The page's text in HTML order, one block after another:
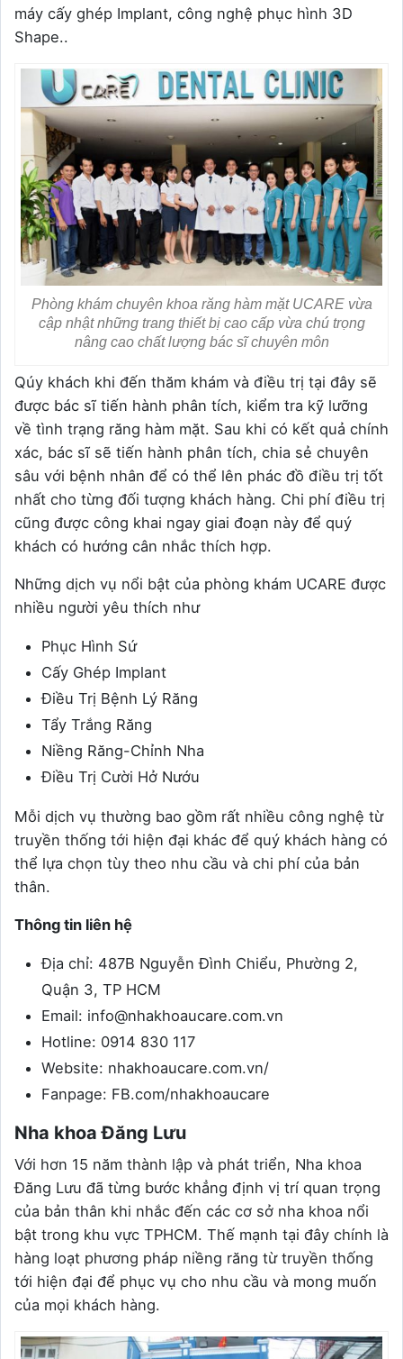
máy cấy ghép Implant, công nghệ phục hình 3D
Shape..
Phòng khám chuyên khoa răng hàm mặt UCARE vừa
cập nhật những trang thiết bị cao cấp vừa chú trọng
nâng cao chất lượng bác sĩ chuyên môn
Qúy khách khi đến thăm khám và điều trị tại đây sẽ
được bác sĩ tiến hành phân tích, kiểm tra kỹ lưỡng
về tình trạng răng hàm mặt. Sau khi có kết quả chính
xác, bác sĩ sẽ tiến hành phân tích, chia sẻ chuyên
sâu với bệnh nhân để có thể lên phác đồ điều trị tốt
nhất cho từng đối tượng khách hàng. Chi phí điều trị
cũng được công khai ngay giai đoạn này để quý
khách có hướng cân nhắc thích hợp.
Những dịch vụ nổi bật của phòng khám UCARE được
nhiều người yêu thích như
Phục Hình Sứ
Cấy Ghép Implant
Điều Trị Bệnh Lý Răng
Tẩy Trắng Răng
Niềng Răng-Chỉnh Nha
Điều Trị Cười Hở Nướu
Mỗi dịch vụ thường bao gồm rất nhiều công nghệ từ
truyền thống tới hiện đại khác để quý khách hàng có
thể lựa chọn tùy theo nhu cầu và chi phí của bản
thân.
Thông tin liên hệ
Địa chỉ: 487B Nguyễn Đình Chiểu, Phường 2,
Quận 3, TP HCM
Email: info@nhakhoaucare.com.vn
Hotline: 0914 830 117
Website: nhakhoaucare.com.vn/
Fanpage: FB.com/nhakhoaucare
Nha khoa Đăng Lưu
Với hơn 15 năm thành lập và phát triển, Nha khoa
Đăng Lưu đã từng bước khẳng định vị trí quan trọng
của bản thân khi nhắc đến các cơ sở nha khoa nổi
bật trong khu vực TPHCM. Thế mạnh tại đây chính là
hàng loạt phương pháp niềng răng từ truyền thống
tới hiện đại để phục vụ cho nhu cầu và mong muốn
của mọi khách hàng.